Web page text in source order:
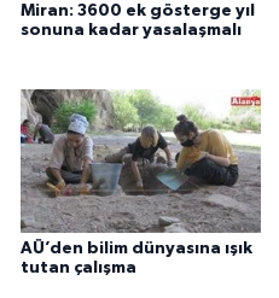
Miran: 3600 ek gösterge yıl
sonuna kadar yasalaşmalı
AÜ’den bilim dünyasına ışık
tutan çalışma